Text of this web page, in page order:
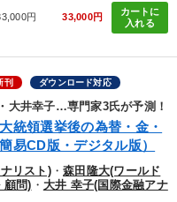
円 33,000円
カートに
入れる
刊 ダウンロード対応
大井幸子…専門家3氏が予測！
統領選挙後の為替・金・
易CD版・デジタル版）
リスト)・森田隆大(ワールド
顧問) ・ 大井 幸子(国際金融アナ